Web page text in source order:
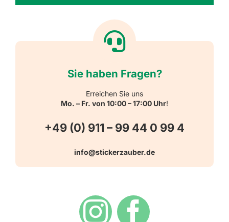
Reflektierende Aufkleber
Warn-, Gebots-, Verbots- und
Hinweisaufkleber
Versandarten
Sie haben Fragen?
Erreichen Sie uns
Mo. – Fr. von 10:00 – 17:00 Uhr!
+49 (0) 911 – 99 44 0 99 4
info@stickerzauber.de